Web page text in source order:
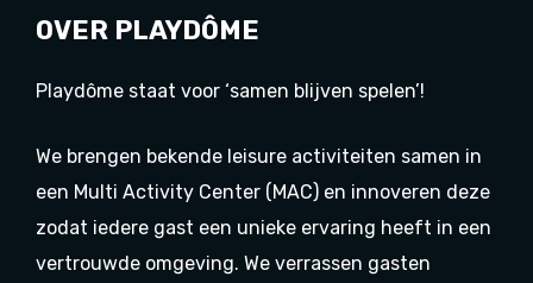
OVER PLAYDÔME
Playdôme staat voor ‘samen blijven spelen’!
We brengen bekende leisure activiteiten samen in
een Multi Activity Center (MAC) en innoveren deze
zodat iedere gast een unieke ervaring heeft in een
vertrouwde omgeving. We verrassen gasten